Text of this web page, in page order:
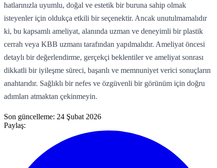
hatlarınızla uyumlu, doğal ve estetik bir buruna sahip olmak
isteyenler için oldukça etkili bir seçenektir. Ancak unutulmamalıdır
ki, bu kapsamlı ameliyat, alanında uzman ve deneyimli bir plastik
cerrah veya KBB uzmanı tarafından yapılmalıdır. Ameliyat öncesi
detaylı bir değerlendirme, gerçekçi beklentiler ve ameliyat sonrası
dikkatli bir iyileşme süreci, başarılı ve memnuniyet verici sonuçların
anahtarıdır. Sağlıklı bir nefes ve özgüvenli bir görünüm için doğru
adımları atmaktan çekinmeyin.
Son güncelleme: 24 Şubat 2026
Paylaş: